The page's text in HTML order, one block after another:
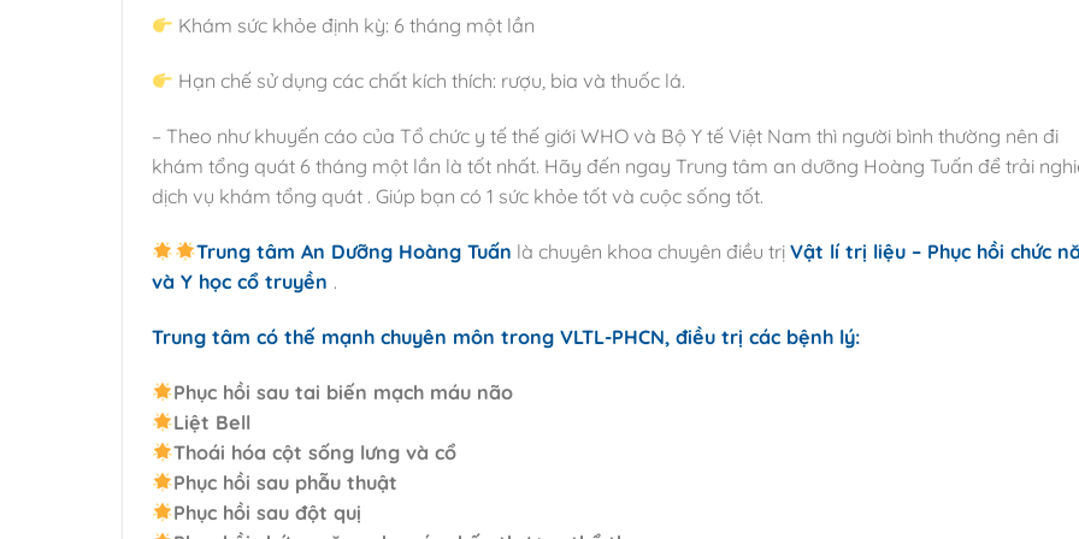
Khám sức khỏe định kỳ: 6 tháng một lần
Hạn chế sử dụng các chất kích thích: rượu, bia và thuốc lá.
– Theo như khuyến cáo của Tổ chức y tế thế giới WHO và Bộ Y tế Việt Nam thì người bình thường nên đi
khám tổng quát 6 tháng một lần là tốt nhất. Hãy đến ngay Trung tâm an dưỡng Hoàng Tuấn để trải
dịch vụ khám tổng quát . Giúp bạn có 1 sức khỏe tốt và cuộc sống tốt.
Trung tâm An Dưỡng Hoàng Tuấn là chuyên khoa chuyên điều trị Vật lí trị liệu – Phục hồi chức
và Y học cổ truyền .
Trung tâm có thế mạnh chuyên môn trong VLTL-PHCN, điều trị các bệnh lý:
Phục hồi sau tai biến mạch máu não
Liệt Bell
Thoái hóa cột sống lưng và cổ
Phục hồi sau phẫu thuật
Phục hồi sau đột quị